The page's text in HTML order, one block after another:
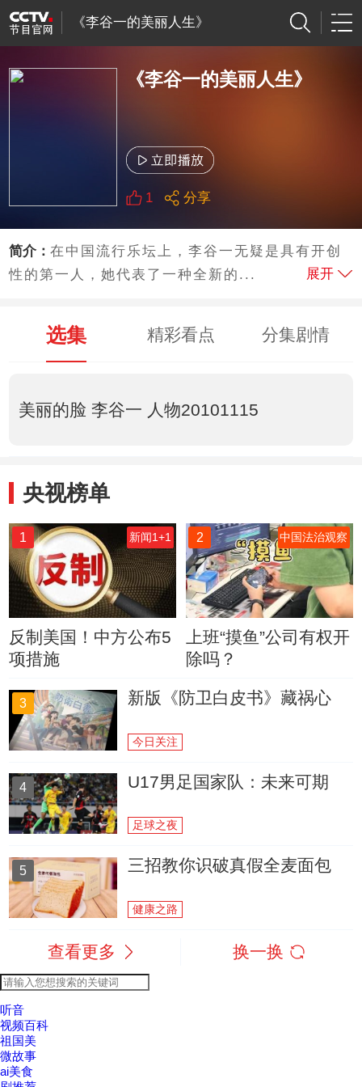
《李谷一的美丽人生》
《李谷一的美丽人生》
1 分享
简介：在中国流行乐坛上，李谷一无疑是具有开创
性的第一人，她代表了一种全新的...
展开
选集 精彩看点 分集剧情
美丽的脸 李谷一 人物20101115
央视榜单
1 新闻1+1
反制美国！中方公布5
项措施
2 中国法治观察
上班“摸鱼”公司有权开
除吗？
3 新版《防卫白皮书》藏祸心
今日关注
4 U17男足国家队：未来可期
足球之夜
5 三招教你识破真假全麦面包
健康之路
查看更多 换一换
听音
视频百科
祖国美
微故事
ai美食